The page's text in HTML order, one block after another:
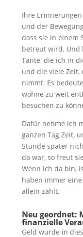
Ihre
und der
dass sie in einem
betreut wird. Und
Tante, die ich in
und die viele
nimmt. Es
wohne zu weit
besuchen zu
Dafür nehme ich
ganzen Tag Zeit,
Stunde später
da war, so freut
Wenn ich da bin,
haben immer
allein zählt.
Neu geordnet:
finanzielle
Geld wurde in